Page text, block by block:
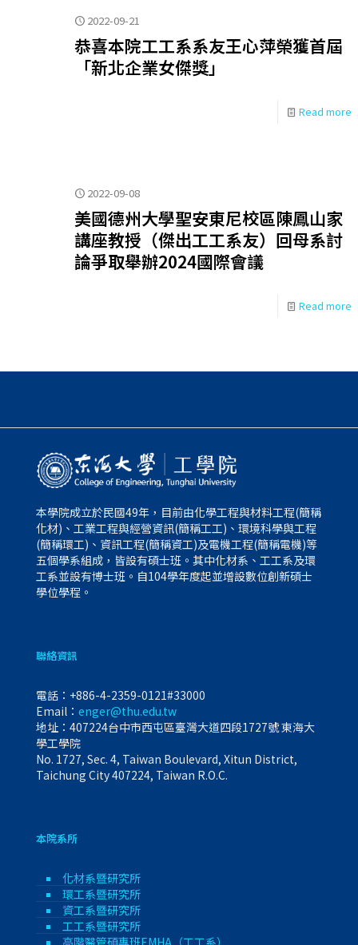
2022-09-21
恭喜本院工工系系友王心萍榮獲首屆
「新北企業女傑獎」
Read more
2022-09-08
美國德州大學聖安東尼校區陳鳳山家
講座教授（傑出工工系友）回母系討
論爭取舉辦2024國際會議
Read more
本學院成立於民國49年，目前由化學工程與材料工程(簡稱
化材)、工業工程與經營資訊(簡稱工工)、環境科學與工程
(簡稱環工)、資訊工程(簡稱資工)及電機工程(簡稱電機)等
五個學系組成，皆設有碩士班。其中化材系、工工系及環
工系並設有博士班。自104學年度起並增設數位創新碩士
學位學程。
聯絡資訊
電話： +886-4-2359-0121#33000
Email： enger@thu.edu.tw
地址：407224台中市西屯區臺灣大道四段1727號 東海大
學工學院
No. 1727, Sec. 4, Taiwan Boulevard, Xitun District,
Taichung City 407224, Taiwan R.O.C.
本院系所
化材系暨研究所
環工系暨研究所
資工系暨研究所
工工系暨研究所